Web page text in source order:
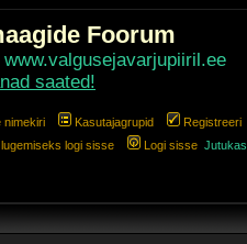
Foorum
www.valgusejavarjupiiril.ee
saated!
nimekiri Kasutajagrupid
Registreeri
logi sisse Logi sisse Jutukas